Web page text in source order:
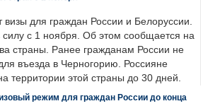
визы для граждан России и Белоруссии.
силу с 1 ноября. Об этом сообщается на
страны. Ранее гражданам России не
въезда в Черногорию. Россияне
территории этой страны до 30 дней.
режим для граждан России до конца